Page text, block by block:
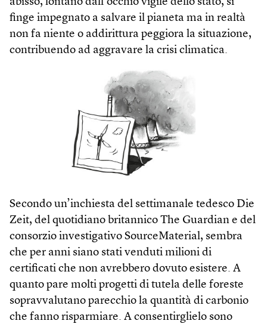
finge impegnato a salvare il pianeta ma in realtà
non fa niente o addirittura peggiora la situazione,
contribuendo ad aggravare la crisi climatica.
Secondo un’inchiesta del settimanale tedesco Die
Zeit, del quotidiano britannico The Guardian e del
consorzio investigativo SourceMaterial, sembra
che per anni siano stati venduti milioni di
certificati che non avrebbero dovuto esistere. A
quanto pare molti progetti di tutela delle foreste
sopravvalutano parecchio la quantità di carbonio
che fanno risparmiare. A consentirglielo sono